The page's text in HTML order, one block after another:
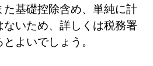
基礎控除含め、単純に計
いため、詳しくは税務署
よいでしょう。